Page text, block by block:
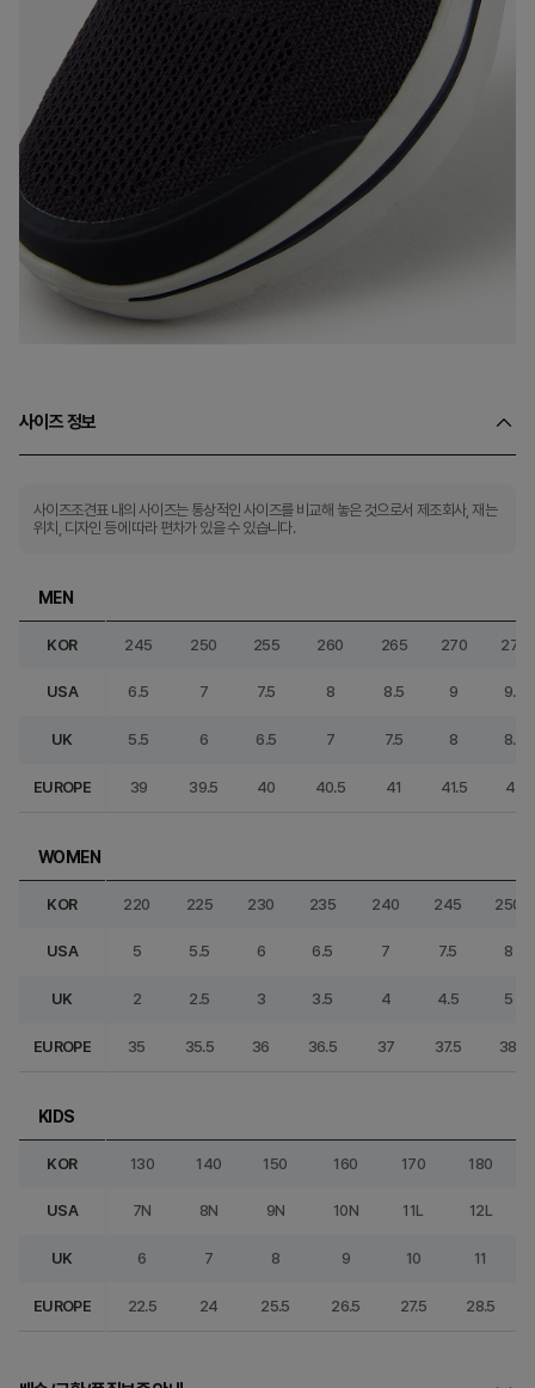
사이즈 정보
사이즈조견표 내의 사이즈는 통상적인 사이즈를 비교해 놓은 것으로서 제조회사, 재는
위치, 디자인 등에 따라 편차가 있을 수 있습니다.
MEN
KOR 245 250 255 260 265 270 275
USA 6.5 7 7.5 8 8.5 9 9.5
UK 5.5 6 6.5 7 7.5 8 8.5
EUROPE 39 39.5 40 40.5 41 41.5 42
WOMEN
KOR 220 225 230 235 240 245 250
USA 5 5.5 6 6.5 7 7.5 8
UK 2 2.5 3 3.5 4 4.5 5
EUROPE 35 35.5 36 36.5 37 37.5 38
KIDS
KOR 130 140 150 160 170 180
USA 7N 8N 9N 10N 11L 12L
UK 6 7 8 9 10 11
EUROPE 22.5 24 25.5 26.5 27.5 28.5